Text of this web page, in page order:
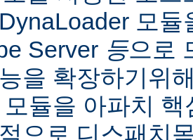
모듈
Server 등으로
을 확장하기위
모듈을 아파치
으로 디스패치